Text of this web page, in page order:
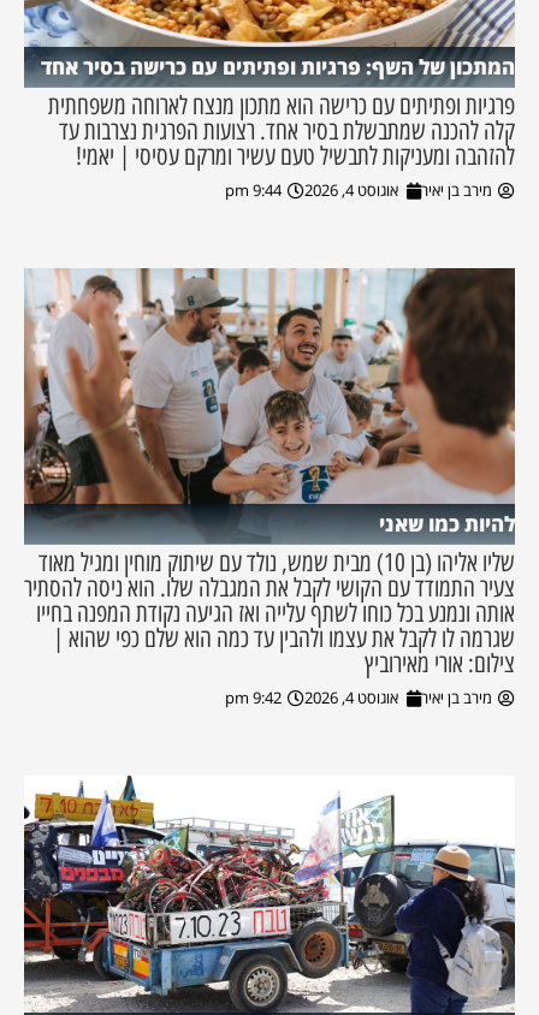
המתכון של השף: פרגיות ופתיתים עם כרישה בסיר אחד
פרגיות ופתיתים עם כרישה הוא מתכון מנצח לארוחה משפחתית
קלה להכנה שמתבשלת בסיר אחד. רצועות הפרגית נצרבות עד
להזהבה ומעניקות לתבשיל טעם עשיר ומרקם עסיסי | יאמי!
מירב בן יאיר אוגוסט 4, 2026 9:44 pm
להיות כמו שאני
שליו אליהו (בן 10) מבית שמש, נולד עם שיתוק מוחין ומגיל מאוד
צעיר התמודד עם הקושי לקבל את המגבלה שלו. הוא ניסה להסתיר
אותה ונמנע בכל כוחו לשתף עלייה ואז הגיעה נקודת המפנה בחייו
שגרמה לו לקבל את עצמו ולהבין עד כמה הוא שלם כפי שהוא |
צילום: אורי מאירוביץ
מירב בן יאיר אוגוסט 4, 2026 9:42 pm